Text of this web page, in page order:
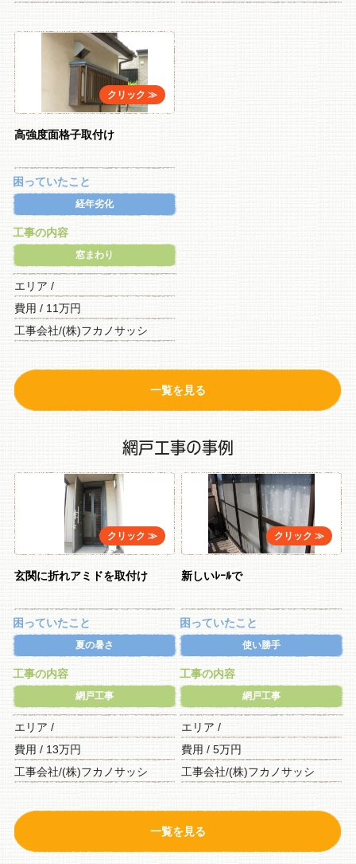
高強度面格子取付け
困っていたこと
経年劣化
工事の内容
窓まわり
エリア /
費用 / 11万円
工事会社/(株)フカノサッシ
一覧を見る
網戸工事の事例
玄関に折れアミドを取付け
困っていたこと
夏の暑さ
工事の内容
網戸工事
エリア /
費用 / 13万円
工事会社/(株)フカノサッシ
新しいﾚｰﾙで
困っていたこと
使い勝手
工事の内容
網戸工事
エリア /
費用 / 5万円
工事会社/(株)フカノサッシ
一覧を見る